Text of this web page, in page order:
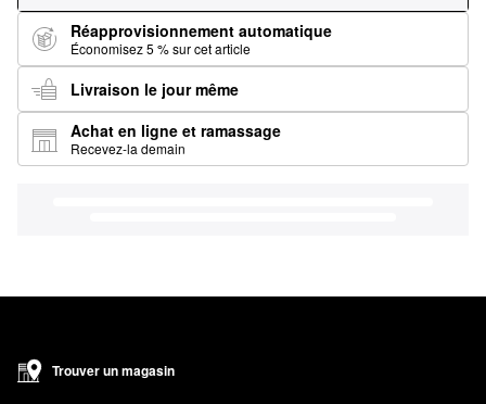
Réapprovisionnement automatique
Économisez 5 % sur cet article
Livraison le jour même
Achat en ligne et ramassage
Recevez-la demain
Trouver un magasin